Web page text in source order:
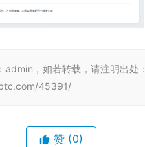
admin，如若转载，请注明出处：
45391/
赞 (0)